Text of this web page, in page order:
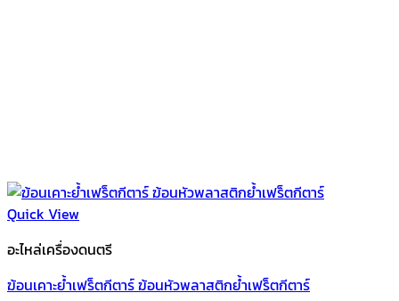
Quick View
อะไหล่เครื่องดนตรี
ฆ้อนเคาะย้ำเฟร็ตกีตาร์ ฆ้อนหัวพลาสติกย้ำเฟร็ตกีตาร์